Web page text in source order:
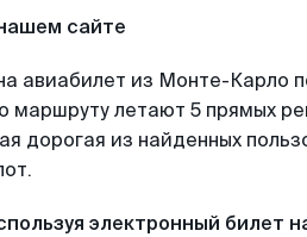
сайте
авиабилет из Монте-Карло
маршруту летают 5 прямых
дорогая из найденных
электронный билет